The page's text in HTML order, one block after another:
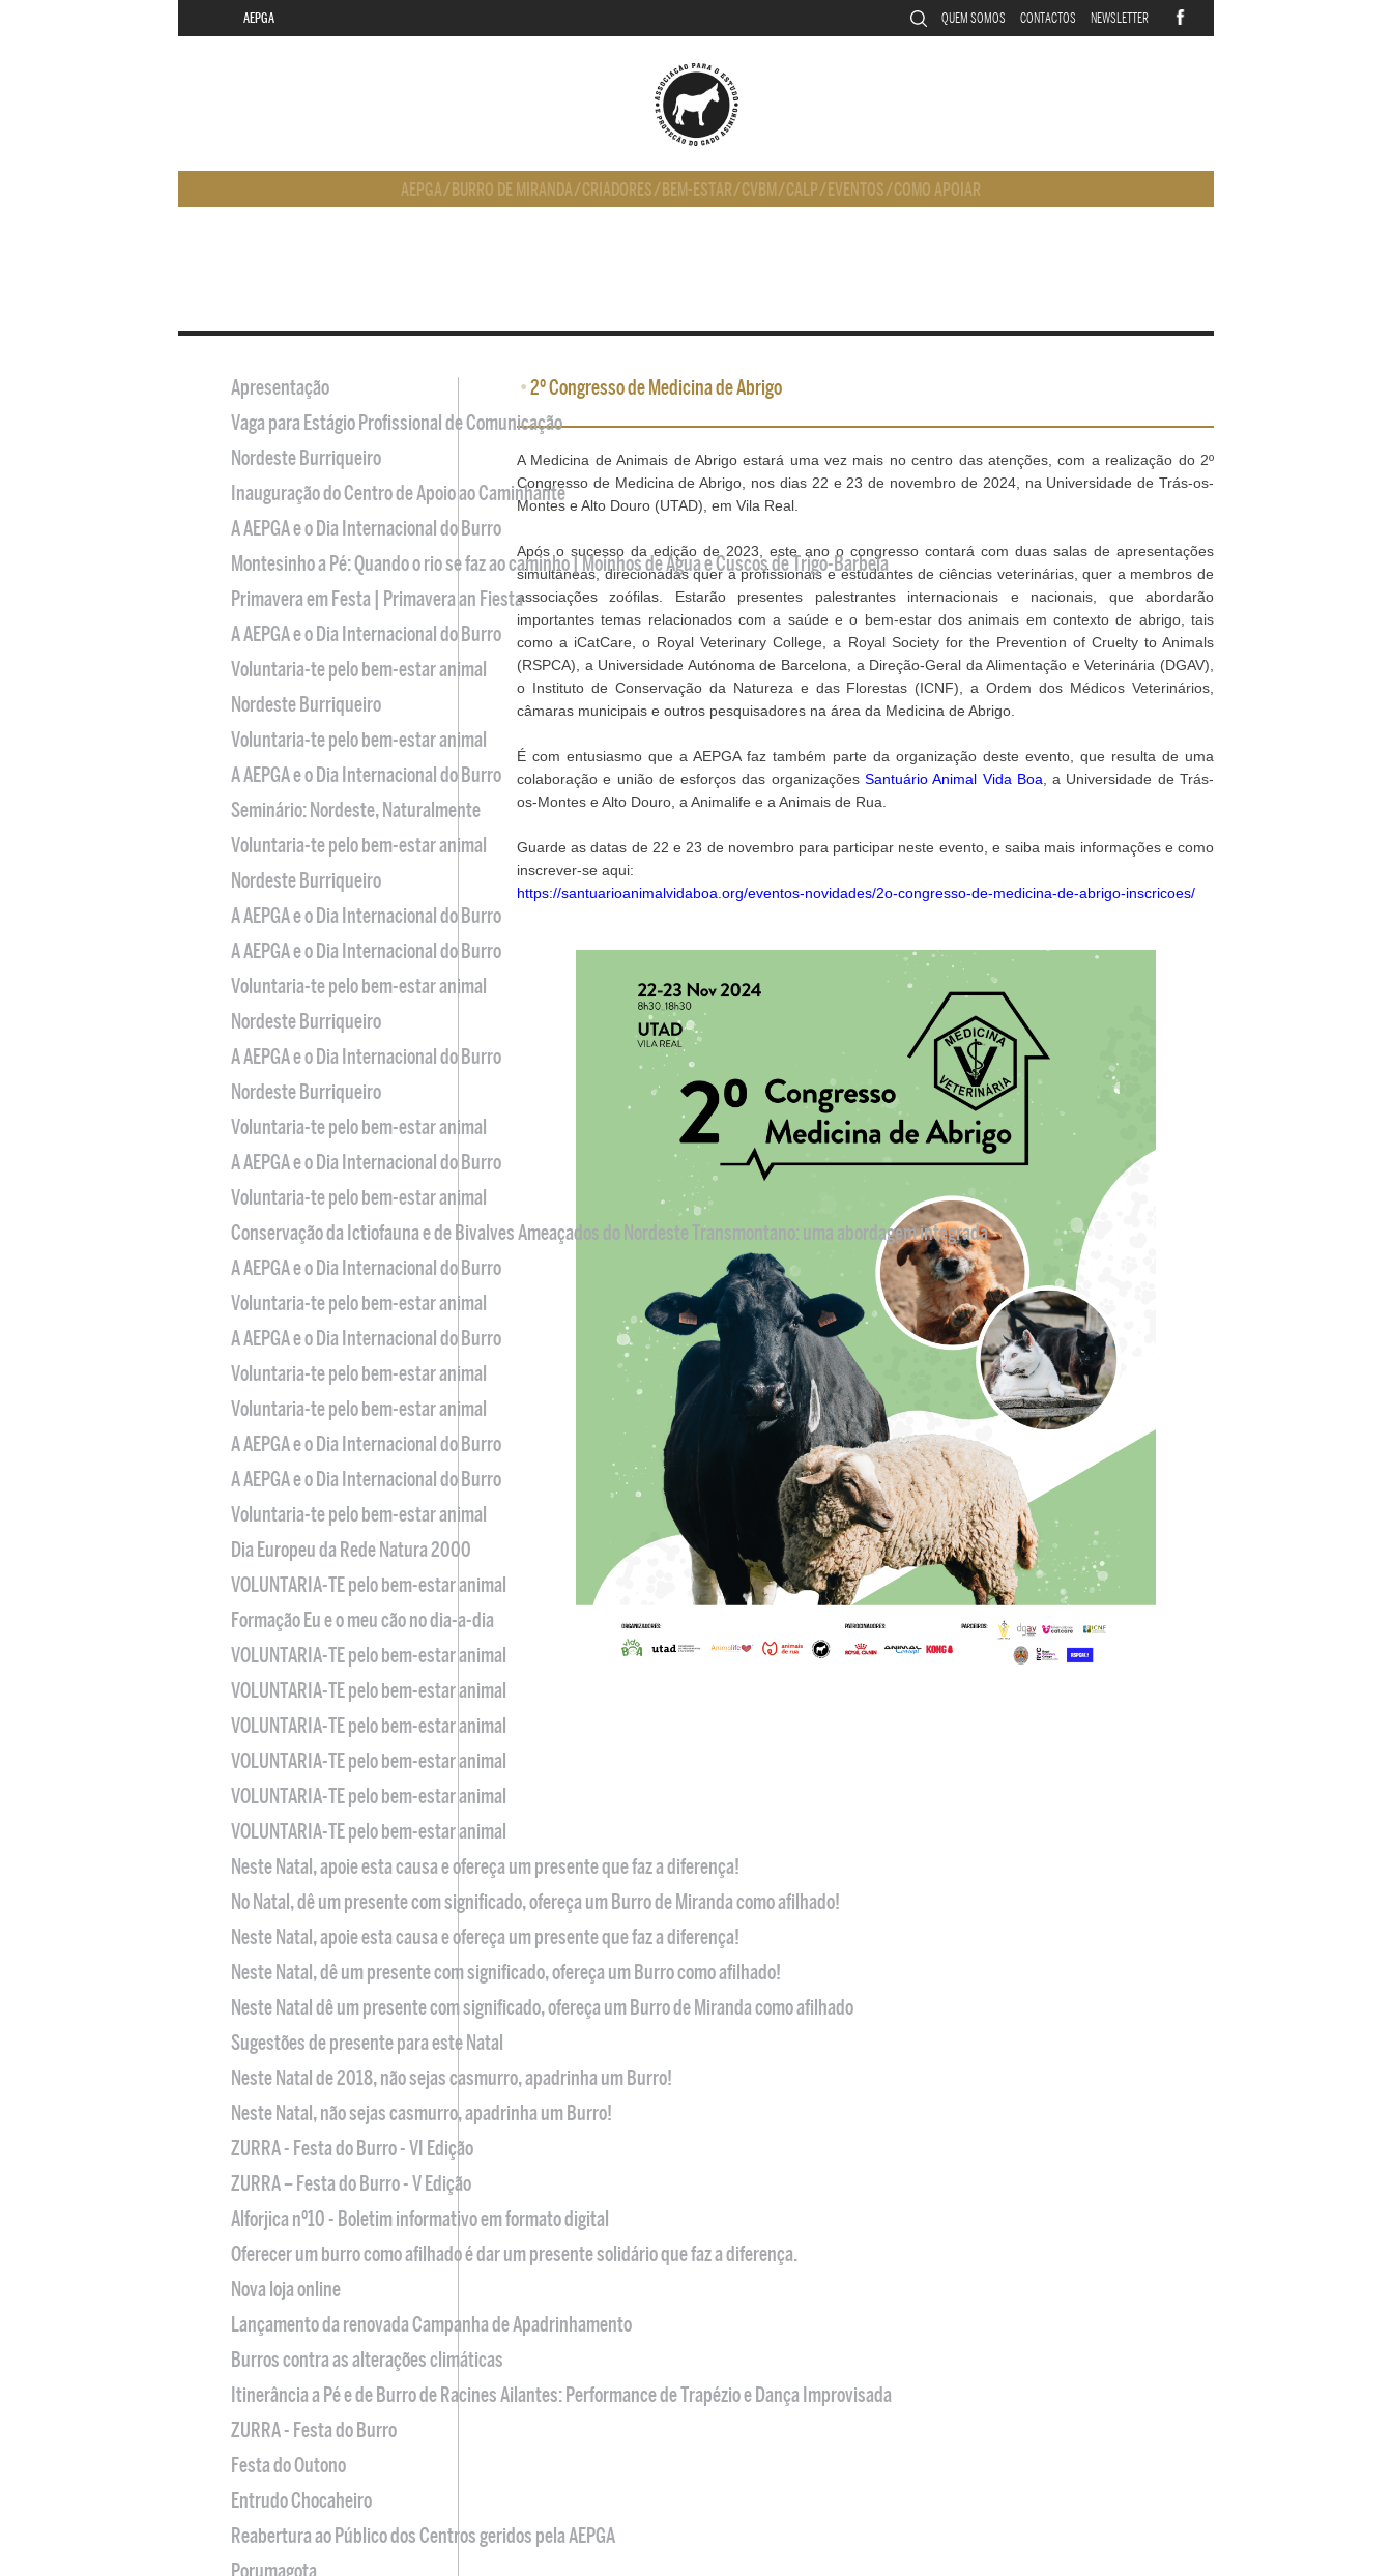
AEPGA QUEM SOMOS CONTACTOS NEWSLETTER
AEPGA/ BURRO DE MIRANDA/CRIADORES/ BEM-ESTAR/CVBM/CALP/ EVENTOS/COMO APOIAR
•2º Congresso de Medicina de Abrigo
A Medicina de Animais de Abrigo estará uma vez mais no centro das atenções, com a realização do 2º
Congresso de Medicina de Abrigo, nos dias 22 e 23 de novembro de 2024, na Universidade de Trás-os-
Montes e Alto Douro (UTAD), em Vila Real.
Após o sucesso da edição de 2023, este ano o congresso contará com duas salas de apresentações
simultâneas, direcionadas quer a profissionais e estudantes de ciências veterinárias, quer a membros de
associações zoófilas. Estarão presentes palestrantes internacionais e nacionais, que abordarão
importantes temas relacionados com a saúde e o bem-estar dos animais em contexto de abrigo, tais
como a iCatCare, o Royal Veterinary College, a Royal Society for the Prevention of Cruelty to Animals
(RSPCA), a Universidade Autónoma de Barcelona, a Direção-Geral da Alimentação e Veterinária (DGAV),
o Instituto de Conservação da Natureza e das Florestas (ICNF), a Ordem dos Médicos Veterinários,
câmaras municipais e outros pesquisadores na área da Medicina de Abrigo.
É com entusiasmo que a AEPGA faz também parte da organização deste evento, que resulta de uma
colaboração e união de esforços das organizações Santuário Animal Vida Boa , a Universidade de Trás-
os-Montes e Alto Douro, a Animalife e a Animais de Rua.
Guarde as datas de 22 e 23 de novembro para participar neste evento, e saiba mais informações e como
inscrever-se aqui:
https://santuarioanimalvidaboa.org/eventos-novidades/2o-congresso-de-medicina-de-abrigo-inscricoes/
Apresentação
Vaga para Estágio Profissional de Comunicação
Nordeste Burriqueiro
Inauguração do Centro de Apoio ao Caminhante
A AEPGA e o Dia Internacional do Burro
Montesinho a Pé: Quando o rio se faz ao caminho | Moinhos de Água e Cuscos de Trigo-Barbela
Primavera em Festa | Primavera an Fiesta
A AEPGA e o Dia Internacional do Burro
Voluntaria-te pelo bem-estar animal
Nordeste Burriqueiro
Voluntaria-te pelo bem-estar animal
A AEPGA e o Dia Internacional do Burro
Seminário: Nordeste, Naturalmente
Voluntaria-te pelo bem-estar animal
Nordeste Burriqueiro
A AEPGA e o Dia Internacional do Burro
A AEPGA e o Dia Internacional do Burro
Voluntaria-te pelo bem-estar animal
Nordeste Burriqueiro
A AEPGA e o Dia Internacional do Burro
Nordeste Burriqueiro
Voluntaria-te pelo bem-estar animal
A AEPGA e o Dia Internacional do Burro
Voluntaria-te pelo bem-estar animal
Conservação da Ictiofauna e de Bivalves Ameaçados do Nordeste Transmontano: uma abordagem integrada
A AEPGA e o Dia Internacional do Burro
Voluntaria-te pelo bem-estar animal
A AEPGA e o Dia Internacional do Burro
Voluntaria-te pelo bem-estar animal
Voluntaria-te pelo bem-estar animal
A AEPGA e o Dia Internacional do Burro
A AEPGA e o Dia Internacional do Burro
Voluntaria-te pelo bem-estar animal
Dia Europeu da Rede Natura 2000
VOLUNTARIA-TE pelo bem-estar animal
Formação Eu e o meu cão no dia-a-dia
VOLUNTARIA-TE pelo bem-estar animal
VOLUNTARIA-TE pelo bem-estar animal
VOLUNTARIA-TE pelo bem-estar animal
VOLUNTARIA-TE pelo bem-estar animal
VOLUNTARIA-TE pelo bem-estar animal
VOLUNTARIA-TE pelo bem-estar animal
Neste Natal, apoie esta causa e ofereça um presente que faz a diferença!
No Natal, dê um presente com significado, ofereça um Burro de Miranda como afilhado!
Neste Natal, apoie esta causa e ofereça um presente que faz a diferença!
Neste Natal, dê um presente com significado, ofereça um Burro como afilhado!
Neste Natal dê um presente com significado, ofereça um Burro de Miranda como afilhado
Sugestões de presente para este Natal
Neste Natal de 2018, não sejas casmurro, apadrinha um Burro!
Neste Natal, não sejas casmurro, apadrinha um Burro!
ZURRA - Festa do Burro - VI Edição
ZURRA – Festa do Burro - V Edição
Alforjica nº10 - Boletim informativo em formato digital
Oferecer um burro como afilhado é dar um presente solidário que faz a diferença.
Nova loja online
Lançamento da renovada Campanha de Apadrinhamento
Burros contra as alterações climáticas
Itinerância a Pé e de Burro de Racines Ailantes: Performance de Trapézio e Dança Improvisada
ZURRA - Festa do Burro
Festa do Outono
Entrudo Chocaheiro
Reabertura ao Público dos Centros geridos pela AEPGA